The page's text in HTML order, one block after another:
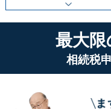
最大限
相続税